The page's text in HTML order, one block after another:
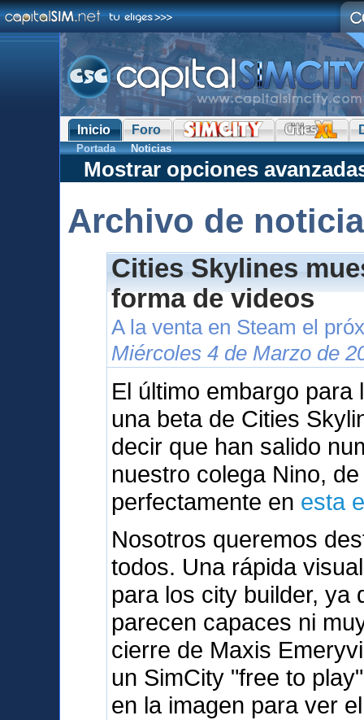
Inicio Foro
Portada Noticias
Mostrar opciones
Archivo de
Cities Skylines
forma de videos
A la venta en Steam el
Miércoles 4 de Marzo de
El último embargo
una beta de Cities
decir que han salido
nuestro colega Nino,
perfectamente en esta
Nosotros queremos
todos. Una rápida
para los city builder, ya
parecen capaces ni
cierre de Maxis
un SimCity "free to
en la imagen para ver